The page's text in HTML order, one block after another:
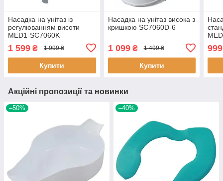
Насадка на унітаз із
регулюванням висоти
MED1-SC7060K
1 599 ₴ 1 999 ₴
Купити
Насадка на унітаз висока з
кришкою SC7060D-6
1 099₴ 1 499 ₴
Купити
999
Акційні пропозиції та новинки
–50% –40%